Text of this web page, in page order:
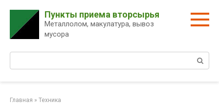
контенту
Пункты приема вторсырья
Металлолом, макулатура, вывоз
мусора
Главная » Техника